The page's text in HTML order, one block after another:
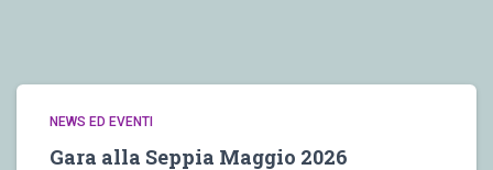
NEWS ED EVENTI
Gara alla Seppia Maggio 2026